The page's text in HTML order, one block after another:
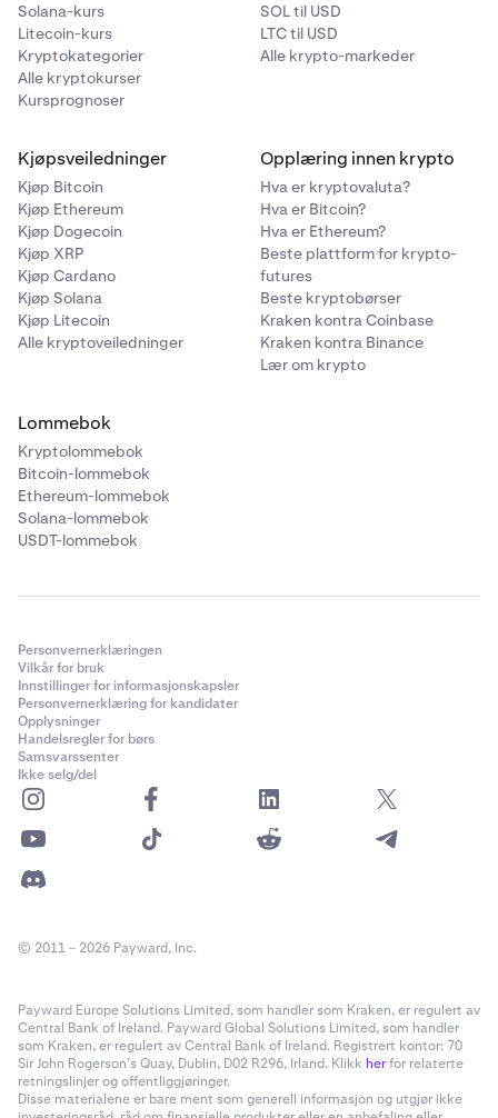
Solana-kurs
Litecoin-kurs
Kryptokategorier
Alle kryptokurser
Kursprognoser
SOL til USD
LTC til USD
Alle krypto-markeder
Kjøpsveiledninger
Kjøp Bitcoin
Kjøp Ethereum
Kjøp Dogecoin
Kjøp XRP
Kjøp Cardano
Kjøp Solana
Kjøp Litecoin
Alle kryptoveiledninger
Opplæring innen krypto
Hva er kryptovaluta?
Hva er Bitcoin?
Hva er Ethereum?
Beste plattform for krypto-
futures
Beste kryptobørser
Kraken kontra Coinbase
Kraken kontra Binance
Lær om krypto
Lommebok
Kryptolommebok
Bitcoin-lommebok
Ethereum-lommebok
Solana-lommebok
USDT-lommebok
Personvernerklæringen
Vilkår for bruk
Innstillinger for informasjonskapsler
Personvernerklæring for kandidater
Opplysninger
Handelsregler for børs
Samsvarssenter
Ikke selg/del
© 2011 – 2026 Payward, Inc.
Payward Europe Solutions Limited, som handler som Kraken, er regulert av
Central Bank of Ireland. Payward Global Solutions Limited, som handler
som Kraken, er regulert av Central Bank of Ireland. Registrert kontor: 70
Sir John Rogerson’s Quay, Dublin, D02 R296, Irland. Klikk herfor relaterte
retningslinjer og offentliggjøringer.
Disse materialene er bare ment som generell informasjon og utgjør ikke